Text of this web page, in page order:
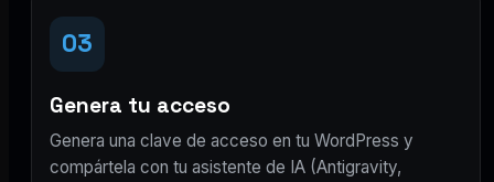
03
Genera tu acceso
Genera una clave de acceso en tu WordPress y
compártela con tu asistente de IA (Antigravity,